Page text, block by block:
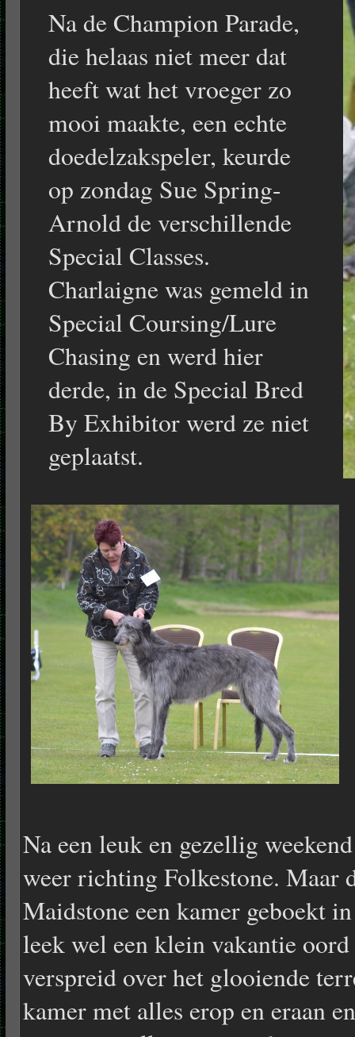
Na de Champion Parade,
die helaas niet meer dat
heeft wat het vroeger zo
mooi maakte, een echte
doedelzakspeler, keurde
op zondag Sue Spring-
Arnold de verschillende
Special Classes.
Charlaigne was gemeld in
Special Coursing/Lure
Chasing en werd hier
derde, in de Special Bred
By Exhibitor werd ze niet
geplaatst.
Na een leuk en gezellig
weer richting Folkestone. Maar
Maidstone een kamer geboekt
leek wel een klein vakantie
verspreid over het glooiende
kamer met alles erop en eraan